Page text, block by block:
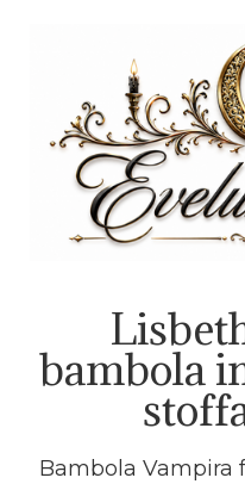
bambola
Bambola Vampira